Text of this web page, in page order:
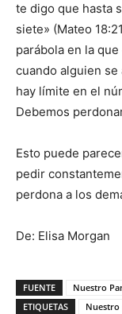
te digo que hasta
siete» (Mateo
parábola en la
cuando alguien
hay límite en el
Debemos
Esto puede
pedir
perdona a los
De: Elisa Morgan
FUENTE
Nuestro
ETIQUETAS